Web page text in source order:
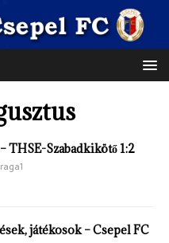
THSE-Szabadkikötő 1:2
játékosok – Csepel FC